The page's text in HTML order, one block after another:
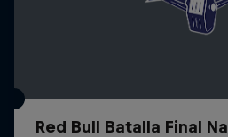
Red Bull Batalla Final